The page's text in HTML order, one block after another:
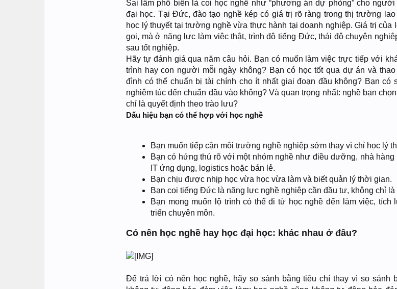
Sai lầm phổ biến là coi học nghề như “phương án dự phòng” cho
đại học. Tại Đức, đào tạo nghề kép có giá trị rõ ràng trong thị trường
học lý thuyết tại trường nghề vừa thực hành tại doanh nghiệp. Giá trị của
gọi, mà ở năng lực làm việc thật, trình độ tiếng Đức, thái độ chuyên
sau tốt nghiệp.
Hãy tự đánh giá qua năm câu hỏi. Bạn có muốn làm việc trực tiếp với
trình hay con người mỗi ngày không? Bạn có học tốt qua dự án và
đình có thể chuẩn bị tài chính cho ít nhất giai đoạn đầu không? Bạn có
nghiêm túc đến chuẩn đầu vào không? Và quan trọng nhất: nghề bạn
chỉ là quyết định theo trào lưu?
Dấu hiệu bạn có thể hợp với học nghề
Bạn muốn tiếp cận môi trường nghề nghiệp sớm thay vì chỉ học lý
Bạn có hứng thú rõ với một nhóm nghề như điều dưỡng, nhà
IT ứng dụng, logistics hoặc bán lẻ.
Bạn chịu được nhịp học vừa học vừa làm và biết quản lý thời gian.
Bạn coi tiếng Đức là năng lực nghề nghiệp cần đầu tư, không chỉ
Bạn mong muốn lộ trình có thể đi từ học nghề đến làm việc, tích
triển chuyên môn.
Có nên học nghề hay học đại học: khác nhau ở đâu?
Để trả lời có nên học nghề, hãy so sánh bằng tiêu chí thay vì so sánh